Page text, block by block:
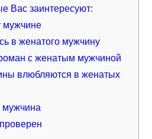
Вас заинтересуют:
мужчине
в женатого мужчину
с женатым мужчиной
влюбляются в женатых